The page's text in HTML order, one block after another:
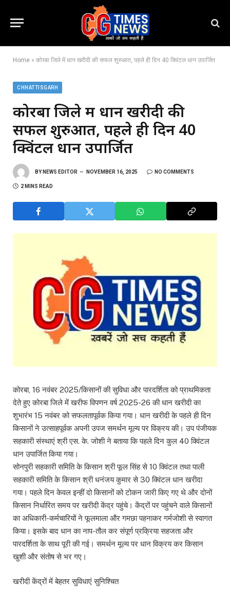
Home » कोरबा जिले में धान खरीदी की सफल शुरुआत, पहले ही दिन 40 क्विंटल धान उपार्जित
CHHATTISGARH
कोरबा जिले में धान खरीदी की
सफल शुरुआत, पहले ही दिन 40
क्विंटल धान उपार्जित
BY NEWS EDITOR NOVEMBER 16, 2025 NO COMMENTS
2 MINS READ
कोरबा, 16 नवंबर 2025/किसानों की सुविधा और पारदर्शिता को प्राथमिकता
देते हुए कोरबा जिले में खरीफ विपणन वर्ष 2025-26 की धान खरीदी का
शुभारंभ 15 नवंबर को सफलतापूर्वक किया गया। धान खरीदी के पहले ही दिन
किसानों ने उत्साहपूर्वक अपनी उपज समर्थन मूल्य पर विक्रय की। उप पंजीयक
सहकारी संस्थाएं श्री एस. के. जोशी ने बताया कि पहले दिन कुल 40 क्विंटल
धान उपार्जित किया गया।
सोनपुरी सहकारी समिति के किसान श्री फूल सिंह से 10 क्विंटल तथा पाली
सहकारी समिति के किसान श्री धनंजय कुमार से 30 क्विंटल धान खरीदा
गया। पहले दिन केवल इन्हीं दो किसानों को टोकन जारी किए गए थे और दोनों
किसान निर्धारित समय पर खरीदी केंद्र पहुंचे। केंद्रों पर पहुंचने वाले किसानों
का अधिकारी-कर्मचारियों ने फूलमाला और गमछा पहनाकर गर्मजोशी से स्वागत
किया। इसके बाद धान का नाप-तौल कर संपूर्ण प्रक्रिया सहजता और
पारदर्शिता के साथ पूरी की गई। समर्थन मूल्य पर धान विक्रय कर किसान
खुशी और संतोष से भर गए।
खरीदी केंद्रों में बेहतर सुविधाएं सुनिश्चित